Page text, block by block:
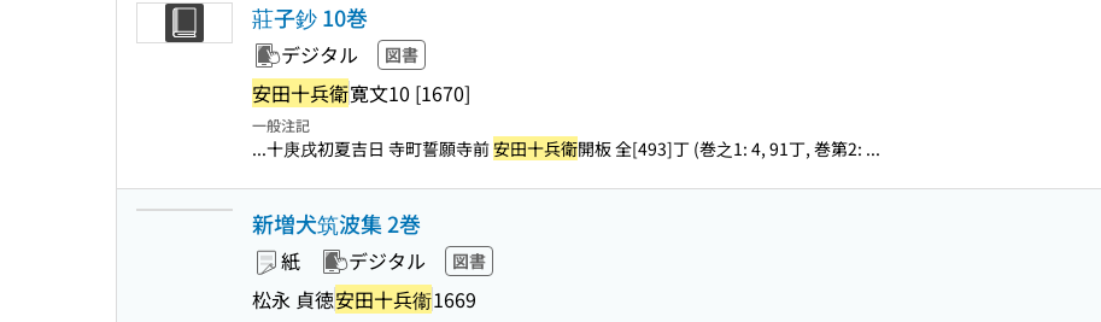
莊子鈔 10巻
デジタル 図書
安田十兵衛寛文10 [1670]
一般注記
...十庚戌初夏吉日 寺町誓願寺前安田十兵衛開板 全[493]丁 (巻之1: 4, 91丁, 巻第2: ...
新増犬筑波集 2巻
紙 デジタル 図書
松永 貞徳安田十兵衞1669